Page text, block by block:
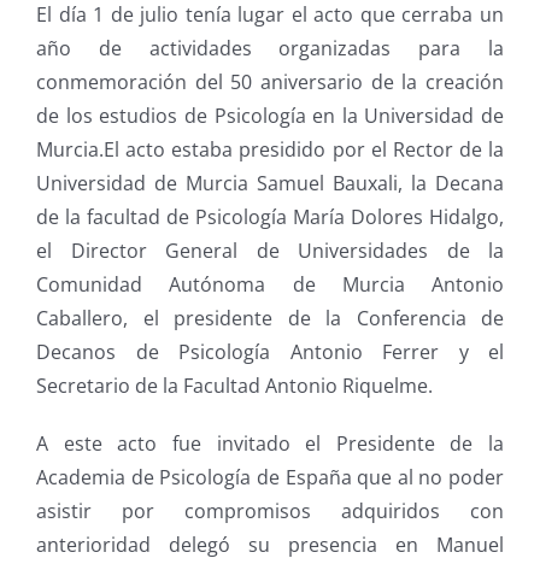
El día 1 de julio tenía lugar el acto que cerraba un
año de actividades organizadas para la
conmemoración del 50 aniversario de la creación
de los estudios de Psicología en la Universidad de
Murcia.El acto estaba presidido por el Rector de la
Universidad de Murcia Samuel Bauxali, la Decana
de la facultad de Psicología María Dolores Hidalgo,
el Director General de Universidades de la
Comunidad Autónoma de Murcia Antonio
Caballero, el presidente de la Conferencia de
Decanos de Psicología Antonio Ferrer y el
Secretario de la Facultad Antonio Riquelme.
A este acto fue invitado el Presidente de la
Academia de Psicología de España que al no poder
asistir por compromisos adquiridos con
anterioridad delegó su presencia en Manuel